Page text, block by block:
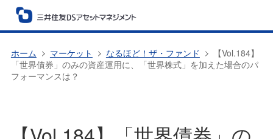
ホーム マーケット なるほど！ザ・ファンド
【Vol.184】
「世界債券」のみの資産運用に、「世界株式」を加えた場合のパ
フォーマンスは？